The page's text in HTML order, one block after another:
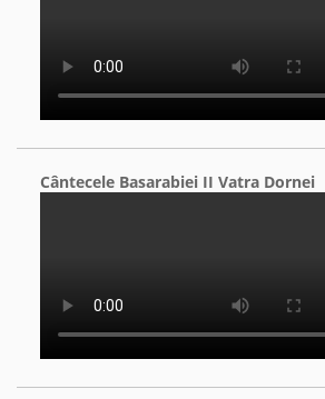
Cântecele Basarabiei II Vatra Dornei